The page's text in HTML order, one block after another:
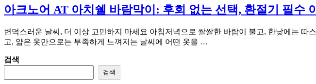
아크노어 AT 아치쉘 바람막이: 후회 없는 선택, 환절기 필수
변덕스러운 날씨, 더 이상 고민하지 마세요 아침저녁으로 쌀쌀한 바람이 불고, 한낮에는
고, 얇은 옷만으로는 부족하게 느껴지는 날씨에 어떤 옷을 …
검색
검색